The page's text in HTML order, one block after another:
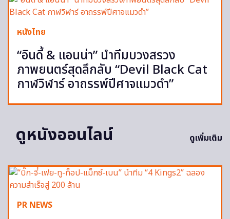
หนังไทย
“อินดี้ & แอนน่า” นำทีมบวงสรวง
ภาพยนตร์สุดลึกลับ “Devil Black Cat
กาฬวิฬาร์ อาถรรพ์ปีศาจแมวดำ”
ดูหนังออนไลน์ ดูเพิ่มเติม
PR NEWS